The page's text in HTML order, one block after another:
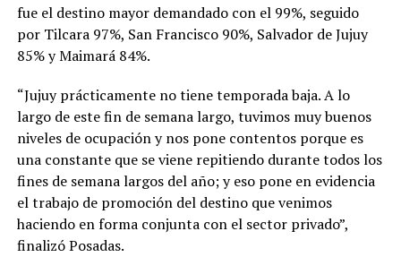
fue el destino mayor demandado con el 99%, seguido
por Tilcara 97%, San Francisco 90%, Salvador de Jujuy
85% y Maimará 84%.
“Jujuy prácticamente no tiene temporada baja. A lo
largo de este fin de semana largo, tuvimos muy buenos
niveles de ocupación y nos pone contentos porque es
una constante que se viene repitiendo durante todos los
fines de semana largos del año; y eso pone en evidencia
el trabajo de promoción del destino que venimos
haciendo en forma conjunta con el sector privado”,
finalizó Posadas.